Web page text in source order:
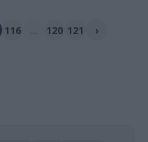
116 120 121 ›